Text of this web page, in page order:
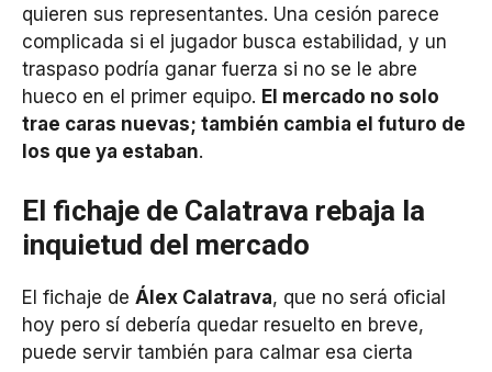
quieren sus representantes. Una cesión parece
complicada si el jugador busca estabilidad, y un
traspaso podría ganar fuerza si no se le abre
hueco en el primer equipo. El mercado no solo
trae caras nuevas; también cambia el futuro de
los que ya estaban.
El fichaje de Calatrava rebaja la
inquietud del mercado
El fichaje de Álex Calatrava, que no será oficial
hoy pero sí debería quedar resuelto en breve,
puede servir también para calmar esa cierta